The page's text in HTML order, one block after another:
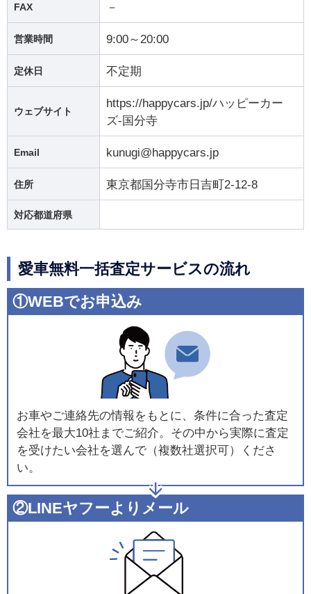
FAX －
営業時間 9:00～20:00
定休日 不定期
ウェブサイト
https://happycars.jp/ハッピーカー
ズ-国分寺
Email kunugi@happycars.jp
住所 東京都国分寺市日吉町2-12-8
対応都道府県
愛車無料一括査定サービスの流れ
①WEBでお申込み
お車やご連絡先の情報をもとに、条件に合った査定
会社を最大10社までご紹介。その中から実際に査定
を受けたい会社を選んで（複数社選択可）くださ
い。
②LINEヤフーよりメール